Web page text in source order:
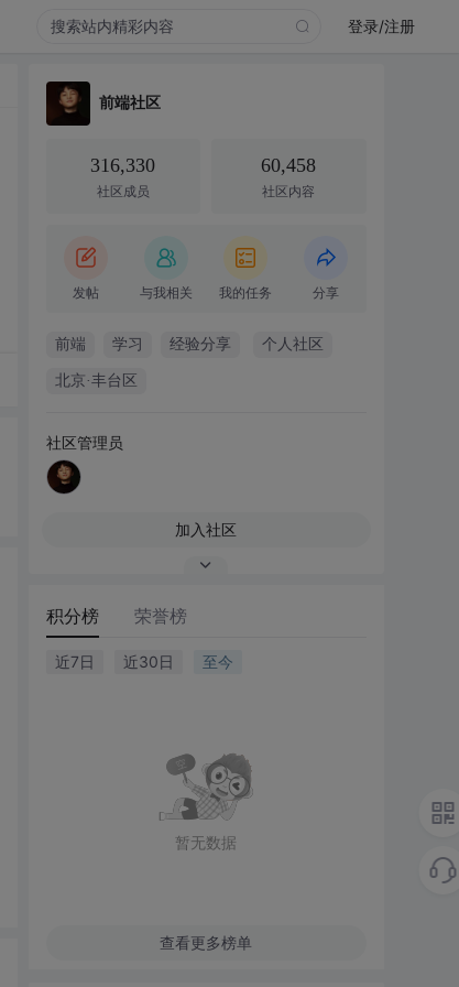
登录/注册
前端社区
316,330
社区成员
60,458
社区内容
发帖 与我相关 我的任务 分享
前端 学习 经验分享 个人社区
北京·丰台区
社区管理员
加入社区
积分榜 荣誉榜
近7日 近30日 至今
暂无数据
查看更多榜单